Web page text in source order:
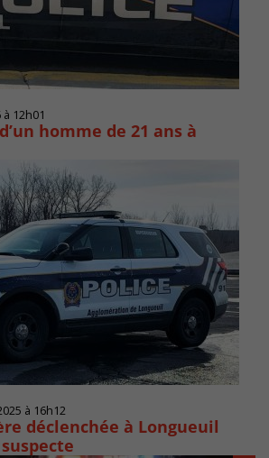
12h01
homme de 21 ans à
à 16h12
déclenchée à Longueuil